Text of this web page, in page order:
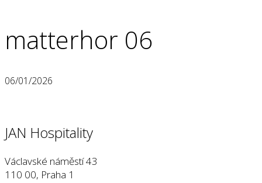
matterhor 06
06/01/2026
JAN Hospitality
Václavské náměstí 43
110 00, Praha 1